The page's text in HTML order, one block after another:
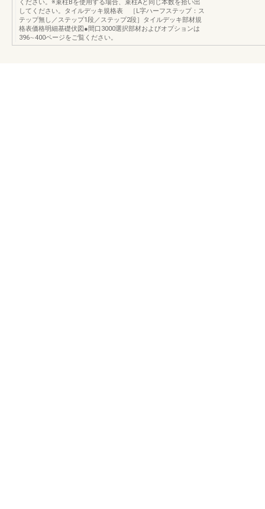
ください。※束柱Bを使用する場合、束柱Aと同じ本数を拾い出
してください。タイルデッキ規格表 ［L字ハーフステップ：ス
テップ無し／ステップ1段／ステップ2段］タイルデッキ部材規
格表価格明細基礎伏図●間口3000選択部材およびオプションは
396∼400ページをご覧ください。